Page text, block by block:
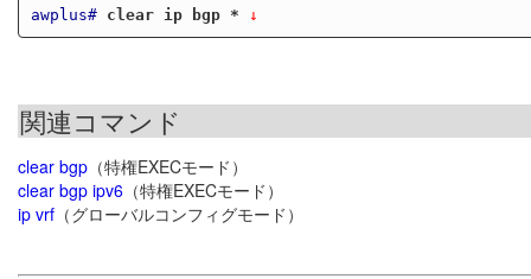
awplus# clear ip bgp * ↓
関連コマンド
clear bgp （特権EXECモード）
clear bgp ipv6 （特権EXECモード）
ip vrf （グローバルコンフィグモード）